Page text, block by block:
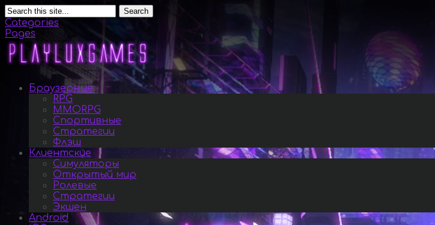
Search
Categories
Pages
Браузерные
RPG
MMORPG
Спортивные
Стратегии
Флэш
Клиентские
Симуляторы
Открытый мир
Ролевые
Стратегии
Экшен
Android